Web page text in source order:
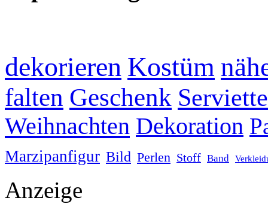
dekorieren Kostüm
falten Geschenk
Weihnachten Dekoration
Marzipanfigur Bild Perlen Stoff Band
Anzeige